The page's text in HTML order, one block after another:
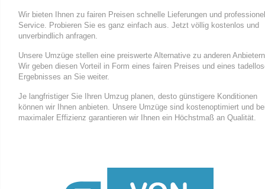
Wir bieten Ihnen zu fairen Preisen schnelle Lieferungen und
Service. Probieren Sie es ganz einfach aus. Jetzt völlig kostenlos und
unverbindlich anfragen.
Unsere Umzüge stellen eine preiswerte Alternative zu anderen
Wir geben diesen Vorteil in Form eines fairen Preises und eines
Ergebnisses an Sie weiter.
Je langfristiger Sie Ihren Umzug planen, desto günstigere Konditionen
können wir Ihnen anbieten. Unsere Umzüge sind kostenoptimiert und
maximaler Effizienz garantieren wir Ihnen ein Höchstmaß an Qualität.